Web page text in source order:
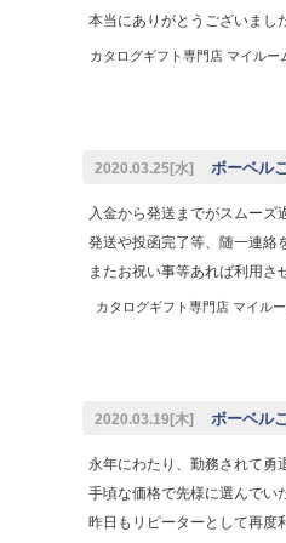
本当にありがとうございまし
カタログギフト専門店 マイル
2020.03.25[水] ボーベ
入金から発送までがスムーズ
発送や投函完了等、随一連絡
またお祝い事等あれば利用さ
カタログギフト専門店 マイ
2020.03.19[木] ボーベ
永年にわたり、勤務されて勇
手頃な価格で先様に選んでい
昨日もリピーターとして再度